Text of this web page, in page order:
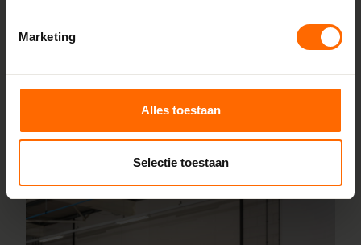
Marketing
Alles toestaan
Selectie toestaan
kozijnen bestellen simpel en snel. Configureer jouw kozijnen
online en wij leveren ze vanaf vijf werkdagen af bij een van
over inmeten of maatwerk? Ons team van vakmensen
staat altijd voor je klaar.